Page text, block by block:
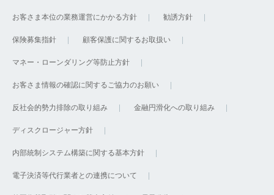
お客さま本位の業務運営にかかる方針 勧誘方針
保険募集指針 顧客保護に関するお取扱い
マネー・ローンダリング等防止方針
お客さま情報の確認に関するご協力のお願い
反社会的勢力排除の取り組み 金融円滑化への取り組み
ディスクロージャー方針
内部統制システム構築に関する基本方針
電子決済等代行業者との連携について